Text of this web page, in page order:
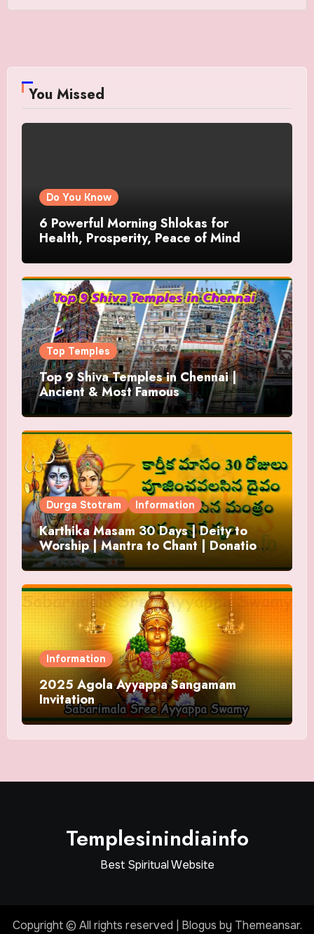
You Missed
Do You Know
6 Powerful Morning Shlokas for
Health, Prosperity, Peace of Mind
Top Temples
Top 9 Shiva Temples in Chennai |
Ancient & Most Famous
Durga Stotram Information
Karthika Masam 30 Days | Deity to
Worship | Mantra to Chant | Donations
and Offering
Information
2025 Agola Ayyappa Sangamam
Invitation
Templesinindiainfo
Best Spiritual Website
Copyright © All rights reserved Blogus by Themeansar.